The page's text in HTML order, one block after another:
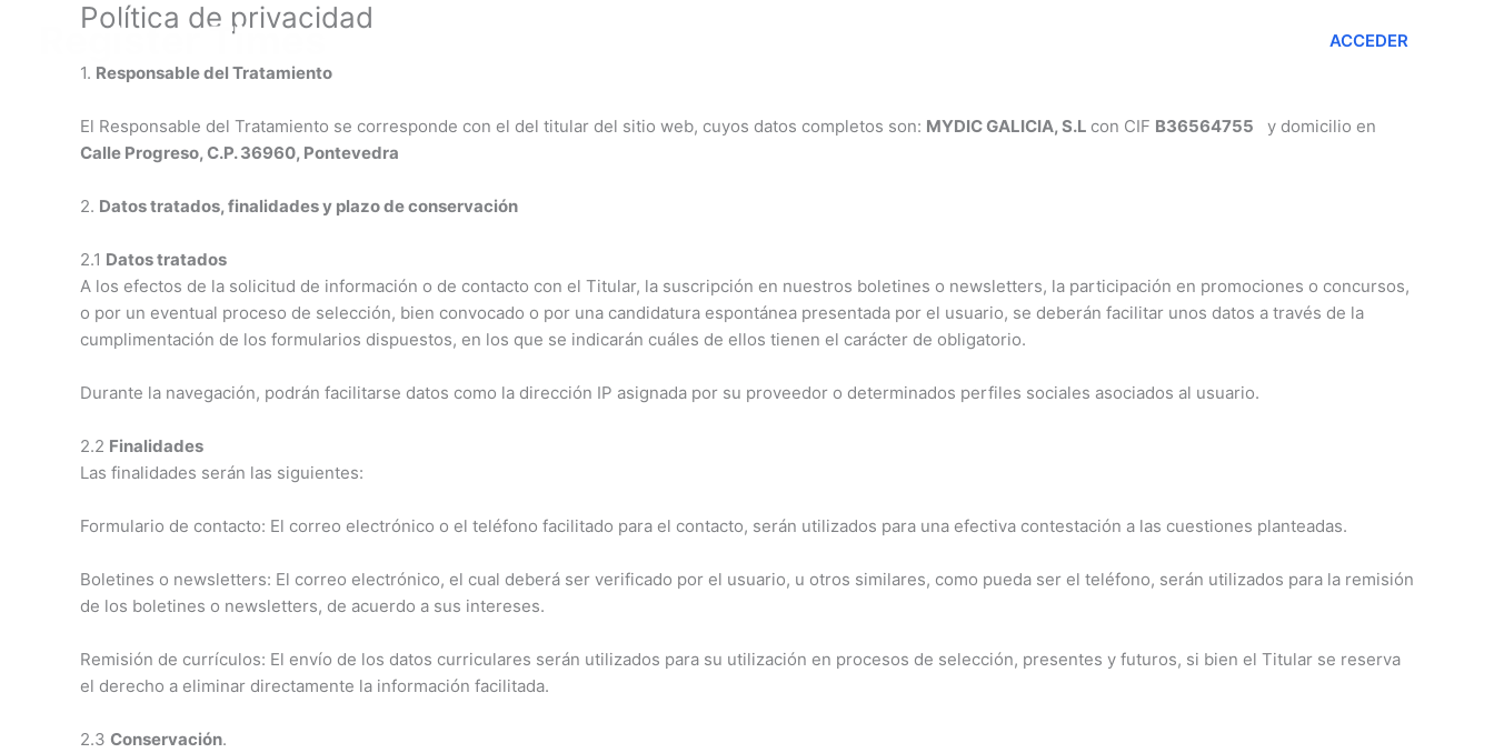
Register Times ACCEDER
Política de privacidad
1. Responsable del Tratamiento
El Responsable del Tratamiento se corresponde con el del titular del sitio web, cuyos datos completos son: MYDIC GALICIA, S.L con CIF B36564755
y domicilio en
Calle Progreso, C.P. 36960, Pontevedra
2. Datos tratados, finalidades y plazo de conservación
2.1 Datos tratados
A los efectos de la solicitud de información o de contacto con el Titular, la suscripción en nuestros boletines o newsletters, la participación en promociones o concursos,
o por un eventual proceso de selección, bien convocado o por una candidatura espontánea presentada por el usuario, se deberán facilitar unos datos a través de la
cumplimentación de los formularios dispuestos, en los que se indicarán cuáles de ellos tienen el carácter de obligatorio.
Durante la navegación, podrán facilitarse datos como la dirección IP asignada por su proveedor o determinados perfiles sociales asociados al usuario.
2.2 Finalidades
Las finalidades serán las siguientes:
Formulario de contacto: El correo electrónico o el teléfono facilitado para el contacto, serán utilizados para una efectiva contestación a las cuestiones planteadas.
Boletines o newsletters: El correo electrónico, el cual deberá ser verificado por el usuario, u otros similares, como pueda ser el teléfono, serán utilizados para la remisión
de los boletines o newsletters, de acuerdo a sus intereses.
Remisión de currículos: El envío de los datos curriculares serán utilizados para su utilización en procesos de selección, presentes y futuros, si bien el Titular se reserva
el derecho a eliminar directamente la información facilitada.
2.3 Conservación.